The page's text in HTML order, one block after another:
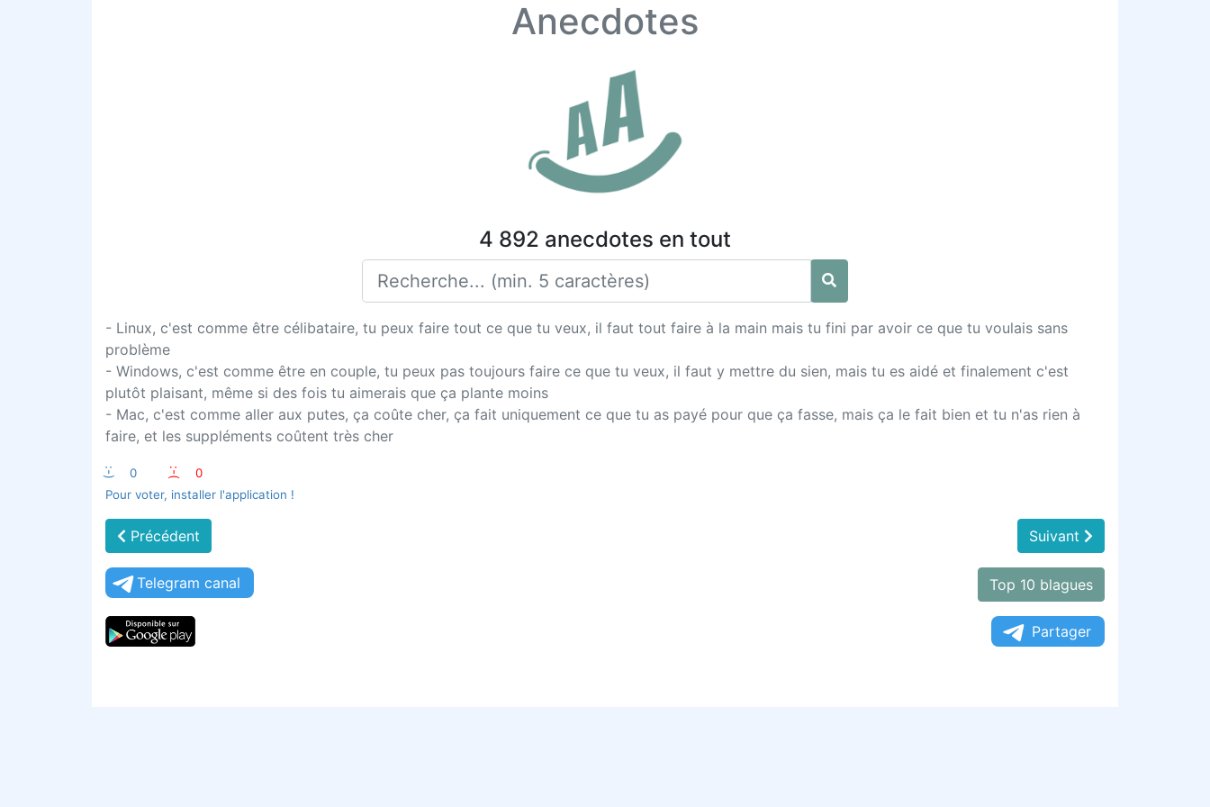
Anecdotes
4 892 anecdotes en tout
- Linux, c'est comme être célibataire, tu peux faire tout ce que tu veux, il faut tout faire à la main mais tu fini par avoir ce que tu voulais sans
problème
- Windows, c'est comme être en couple, tu peux pas toujours faire ce que tu veux, il faut y mettre du sien, mais tu es aidé et finalement c'est
plutôt plaisant, même si des fois tu aimerais que ça plante moins
- Mac, c'est comme aller aux putes, ça coûte cher, ça fait uniquement ce que tu as payé pour que ça fasse, mais ça le fait bien et tu n'as rien à
faire, et les suppléments coûtent très cher
:-) 0 :-(
0
Pour voter, installer l'application !
Précédent Suivant
Telegram canal Top 10 blagues
Partager